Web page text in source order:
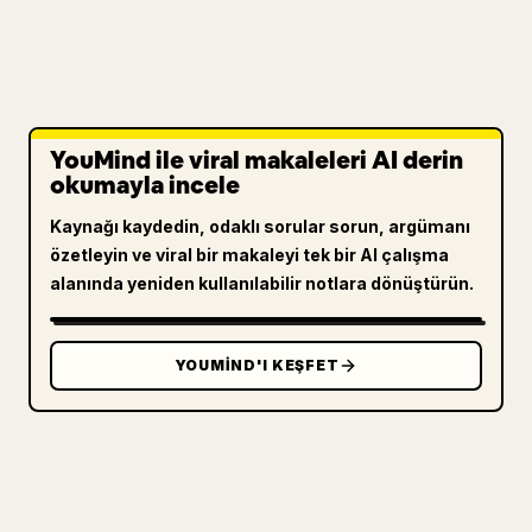
YouMind ile viral makaleleri AI derin
okumayla incele
Kaynağı kaydedin, odaklı sorular sorun, argümanı
özetleyin ve viral bir makaleyi tek bir AI çalışma
alanında yeniden kullanılabilir notlara dönüştürün.
YOUMIND'I KEŞFET